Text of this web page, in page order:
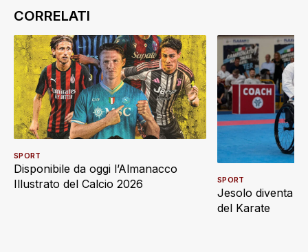
Disponibile da oggi l’Almanacco
Illustrato del Calcio 2026
SPORT
Jesolo diventa
del Karate
SPORT